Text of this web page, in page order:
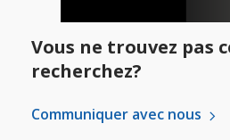
Vous ne trouvez pas
recherchez?
Communiquer avec nous